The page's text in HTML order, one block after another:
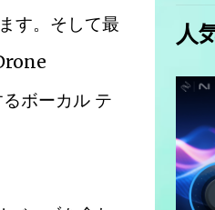
す。そして最
ボーカル テ
人